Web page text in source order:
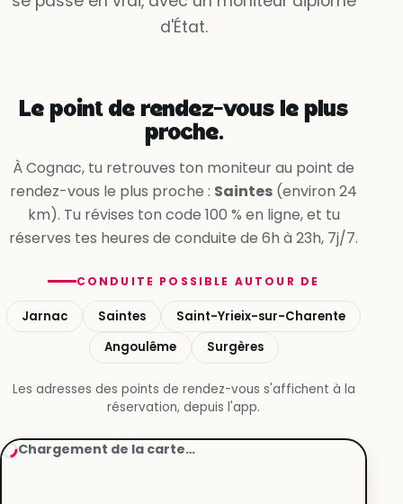
Oui, la voie est libre
d'État.
Le point de rendez-vous le plus
proche.
À Cognac, tu retrouves ton moniteur au point de
rendez-vous le plus proche : Saintes (environ 24
km). Tu révises ton code 100 % en ligne, et tu
réserves tes heures de conduite de 6h à 23h, 7j/7.
CONDUITE POSSIBLE AUTOUR DE
Jarnac Saintes
Saint-Yrieix-sur-Charente
Angoulême
Surgères
Les adresses des points de rendez-vous s'affichent à la
réservation, depuis l'app.
Chargement de la carte…